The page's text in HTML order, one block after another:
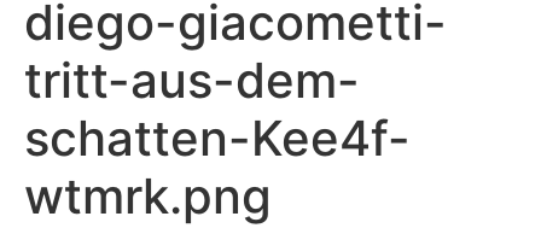
diego-giacometti-
tritt-aus-dem-
schatten-Kee4f-
wtmrk.png